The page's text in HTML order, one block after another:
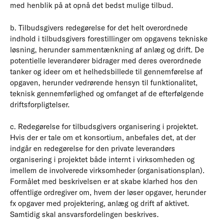
med henblik på at opnå det bedst mulige tilbud.
b. Tilbudsgivers redegørelse for det helt overordnede
indhold i tilbudsgivers forestillinger om opgavens tekniske
løsning, herunder sammentænkning af anlæg og drift. De
potentielle leverandører bidrager med deres overordnede
tanker og ideer om et helhedsbillede til gennemførelse af
opgaven, herunder vedrørende hensyn til funktionalitet,
teknisk gennemførlighed og omfanget af de efterfølgende
driftsforpligtelser.
c. Redegørelse for tilbudsgivers organisering i projektet.
Hvis der er tale om et konsortium, anbefales det, at der
indgår en redegørelse for den private leverandørs
organisering i projektet både internt i virksomheden og
imellem de involverede virksomheder (organisationsplan).
Formålet med beskrivelsen er at skabe klarhed hos den
offentlige ordregiver om, hvem der løser opgaver, herunder
fx opgaver med projektering, anlæg og drift af aktivet.
Samtidig skal ansvarsfordelingen beskrives.